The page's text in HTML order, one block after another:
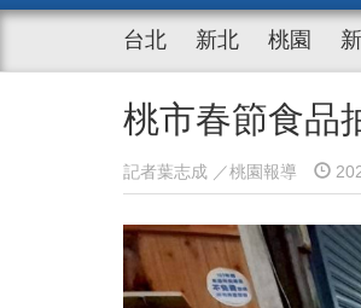
台北 新北 桃園
桃市春節食
記者葉志成 ／桃園報導